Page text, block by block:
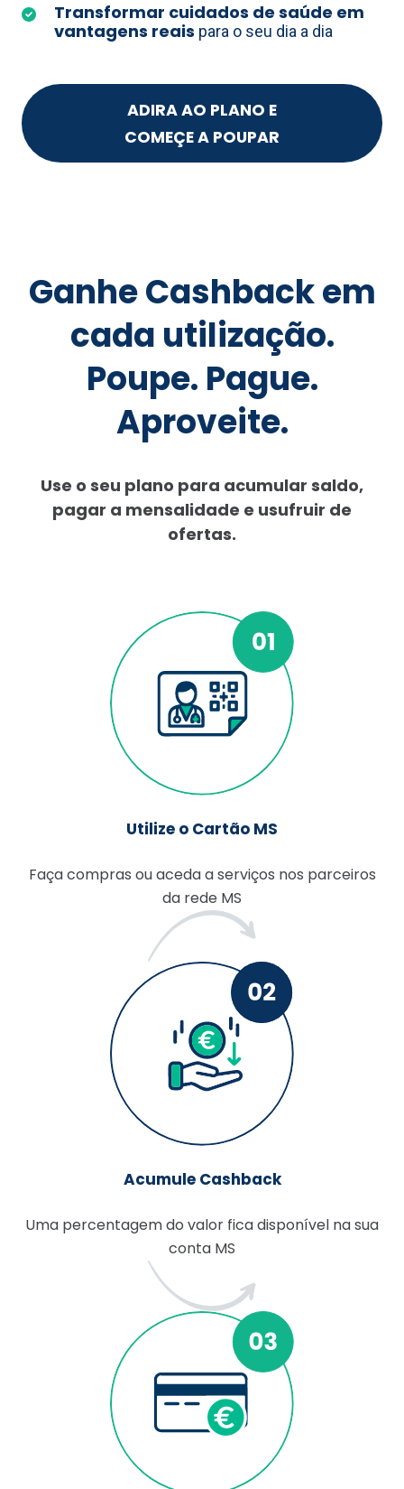
Transformar cuidados de saúde em
vantagens reais para o seu dia a dia
ADIRA AO PLANO E
COMEÇE A POUPAR
Ganhe Cashback em
cada utilização.
Poupe. Pague.
Aproveite.
Use o seu plano para acumular saldo,
pagar a mensalidade e usufruir de
ofertas.
Utilize o Cartão MS
Faça compras ou aceda a serviços nos parceiros
da rede MS
Acumule Cashback
Uma percentagem do valor fica disponível na sua
conta MS